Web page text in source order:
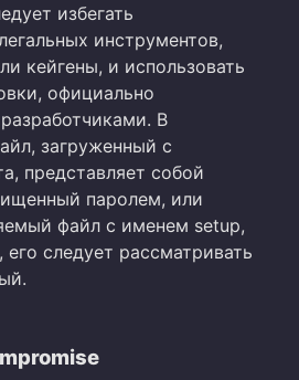
избегать
инструментов,
кейгены, и использовать
официально
В
загруженный с
представляет собой
паролем, или
файл с именем setup,
следует рассматривать